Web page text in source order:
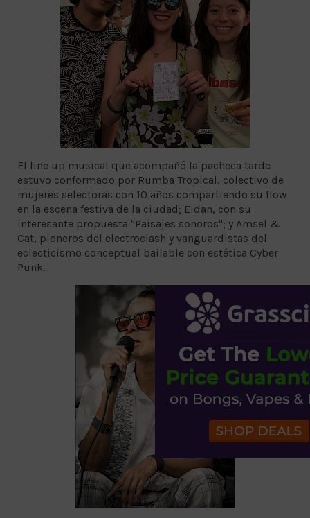
El line up musical que acompañó la pacheca tarde
estuvo conformado por Rumba Tropical, colectivo de
mujeres selectoras con 10 años compartiendo su flow
en la escena festiva de la ciudad; Eidan, con su
interesante propuesta "Paisajes sonoros"; y Amsel &
Cat, pioneros del electroclash y vanguardistas del
eclecticismo conceptual bailable con estética Cyber
Punk.